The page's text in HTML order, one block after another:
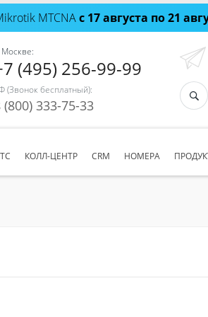
MTCNAс 17 августа по 21
(495) 256-99-99
(Звонок бесплатный):
(800) 333-75-33
КОЛЛ-ЦЕНТР CRM НОМЕРА